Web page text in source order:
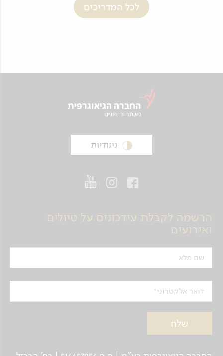
לכל המדריכים
ניגודיות
הרשמה לקבלת עידכונים על טיולים
ואירועים
שם מלא
דואר אלקטרוני